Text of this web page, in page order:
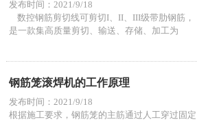
发布时间：2021/9/18
数控钢筋剪切线可剪切I、II、III级带肋钢筋，
是一款集高质量剪切、输送、存储、加工为
钢筋笼滚焊机的工作原理
发布时间：2021/9/18
根据施工要求，钢筋笼的主筋通过人工穿过固定